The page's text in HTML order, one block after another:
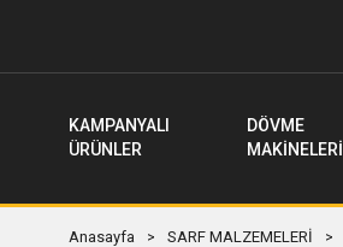
KAMPANYALI
ÜRÜNLER
DÖVME
MAKİNELERİ
Anasayfa SARF MALZEMELERİ